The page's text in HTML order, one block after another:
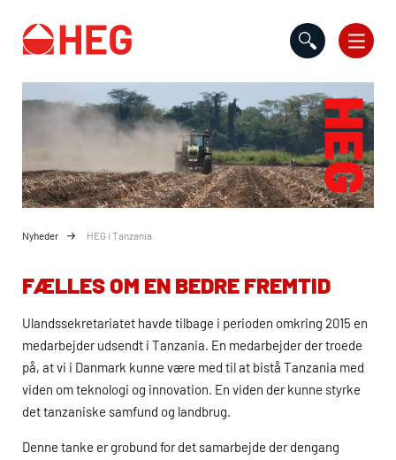
Nyheder HEG i Tanzania
FÆLLES OM EN BEDRE FREMTID
Ulandssekretariatet havde tilbage i perioden omkring 2015 en
medarbejder udsendt i Tanzania. En medarbejder der troede
på, at vi i Danmark kunne være med til at bistå Tanzania med
viden om teknologi og innovation. En viden der kunne styrke
det tanzaniske samfund og landbrug.
Denne tanke er grobund for det samarbejde der dengang